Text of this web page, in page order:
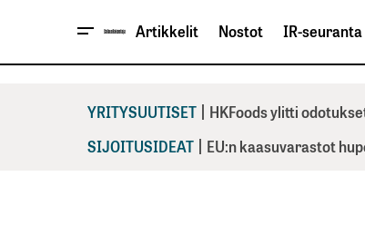
Artikkelit Nostot IR-seuranta
YRITYSUUTISET | HKFoods ylitti
SIJOITUSIDEAT | EU:n kaasuvarastot